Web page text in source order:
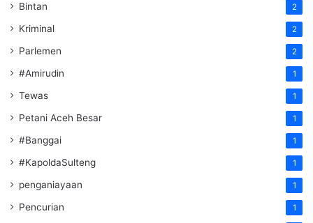
Bintan 2
Kriminal 2
Parlemen 2
#Amirudin 1
Tewas 1
Petani Aceh Besar 1
#Banggai 1
#KapoldaSulteng 1
penganiayaan 1
Pencurian 1